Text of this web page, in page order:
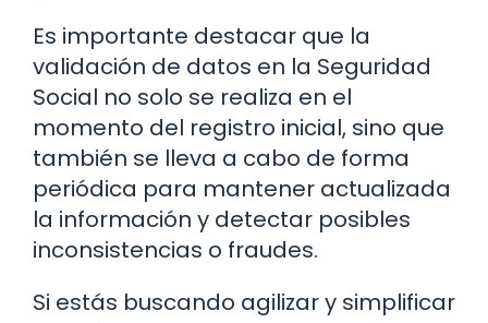
Es importante destacar que la
validación de datos en la Seguridad
Social no solo se realiza en el
momento del registro inicial, sino que
también se lleva a cabo de forma
periódica para mantener actualizada
la información y detectar posibles
inconsistencias o fraudes.
Si estás buscando agilizar y simplificar